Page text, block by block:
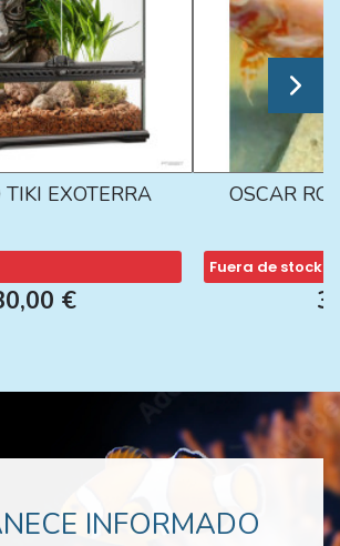
EXOTERRA
€
OSCAR
Fuera de stock
INFORMADO